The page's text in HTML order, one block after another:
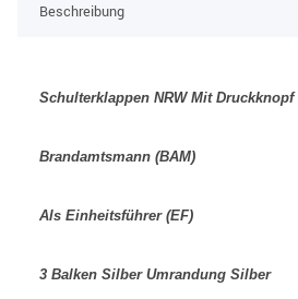
Beschreibung
Schulterklappen NRW Mit
Brandamtsmann (BAM)
Als Einheitsführer (EF)
3 Balken Silber Umrandung Silber